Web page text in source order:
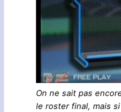
On ne sait pas
le roster final, mais